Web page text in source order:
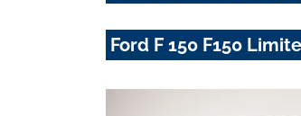
Ford F 150 F150